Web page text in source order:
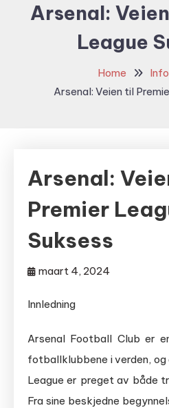
Arsenal:
League
Home
Arsenal: Veien til
Arsenal:
Premier
Suksess
maart 4, 2024
Innledning
Arsenal Football Club er
fotballklubbene i verden, og
League er preget av både
Fra sine beskjedne